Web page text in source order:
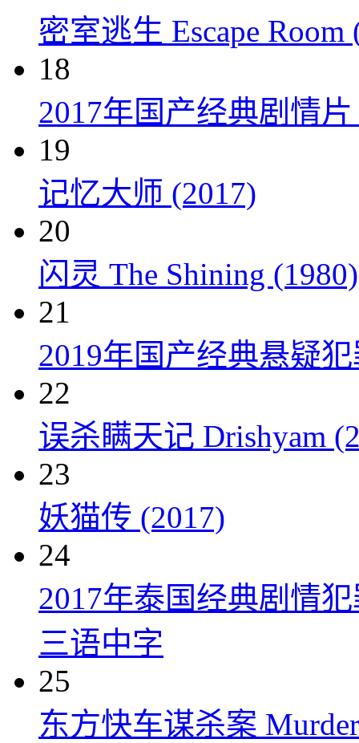
密室逃生 Escape Room
18
2017年国产经典剧情
19
记忆大师 (2017)
20
闪灵 The Shining (1980)
21
2019年国产经典悬疑
22
误杀瞒天记 Drishyam
23
妖猫传 (2017)
24
2017年泰国经典剧情
三语中字
25
东方快车谋杀案